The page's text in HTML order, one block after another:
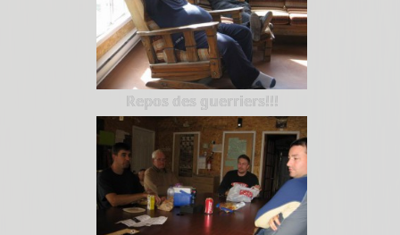
Repos des guerriers!!!